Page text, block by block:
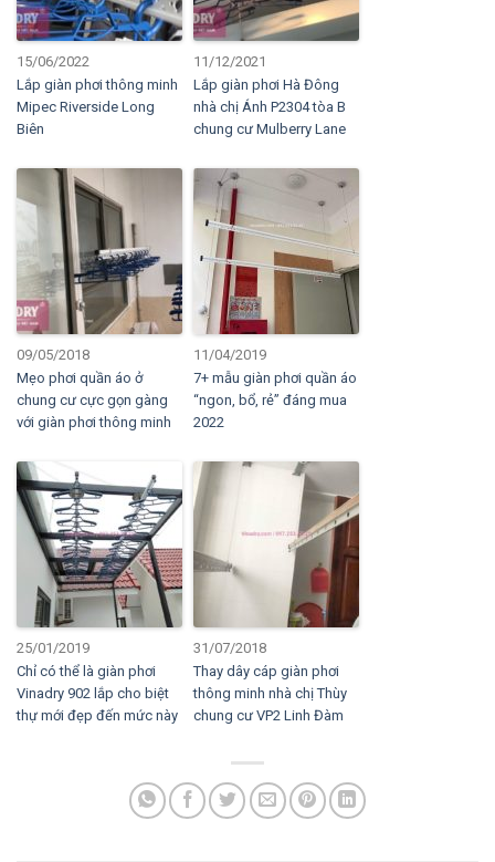
15/06/2022
Lắp giàn phơi thông minh
Mipec Riverside Long
Biên
11/12/2021
Lắp giàn phơi Hà Đông
nhà chị Ánh P2304 tòa B
chung cư Mulberry Lane
09/05/2018
Mẹo phơi quần áo ở
chung cư cực gọn gàng
với giàn phơi thông minh
11/04/2019
7+ mẫu giàn phơi quần áo
“ngon, bổ, rẻ” đáng mua
2022
25/01/2019
Chỉ có thể là giàn phơi
Vinadry 902 lắp cho biệt
thự mới đẹp đến mức này
31/07/2018
Thay dây cáp giàn phơi
thông minh nhà chị Thùy
chung cư VP2 Linh Đàm